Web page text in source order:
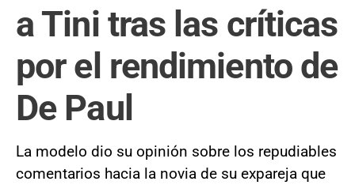
a Tini tras las críticas
por el rendimiento de
De Paul
La modelo dio su opinión sobre los repudiables
comentarios hacia la novia de su expareja que